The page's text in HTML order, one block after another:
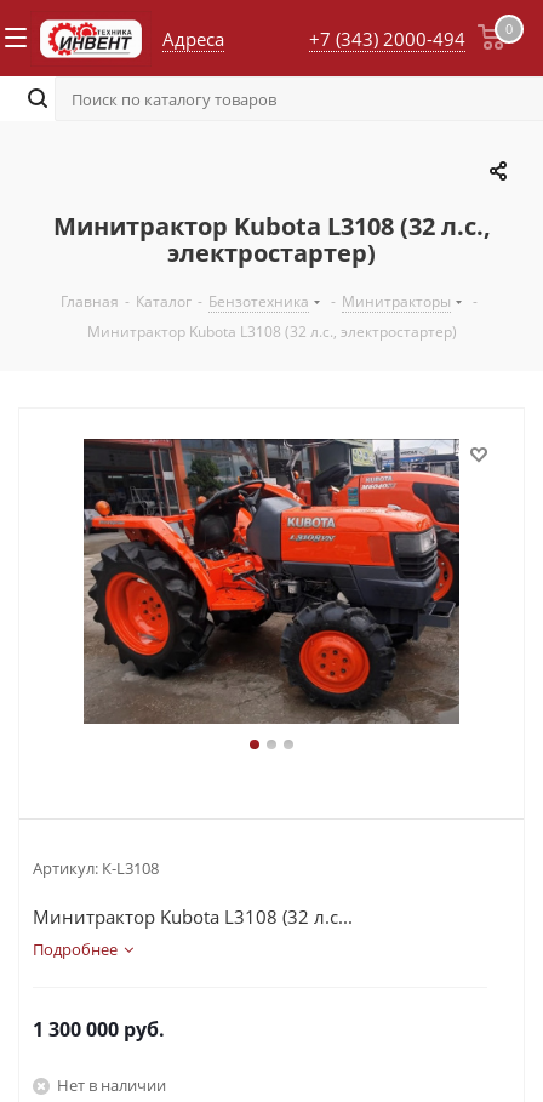
Адреса 0
+7 (343) 2000-494
Минитрактор Kubota L3108 (32 л.с.,
электростартер)
Главная - Каталог - Бензотехника - Минитракторы
-
Минитрактор Kubota L3108 (32 л.с., электростартер)
Артикул: К-L3108
Минитрактор Kubota L3108 (32 л.с...
Подробнее
1 300 000 руб.
Нет в наличии